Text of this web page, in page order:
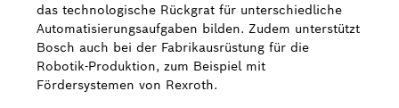
das technologische Rückgrat für unterschiedliche
Automatisierungsaufgaben bilden. Zudem unterstützt
Bosch auch bei der Fabrikausrüstung für die
Robotik-Produktion, zum Beispiel mit
Fördersystemen von Rexroth.